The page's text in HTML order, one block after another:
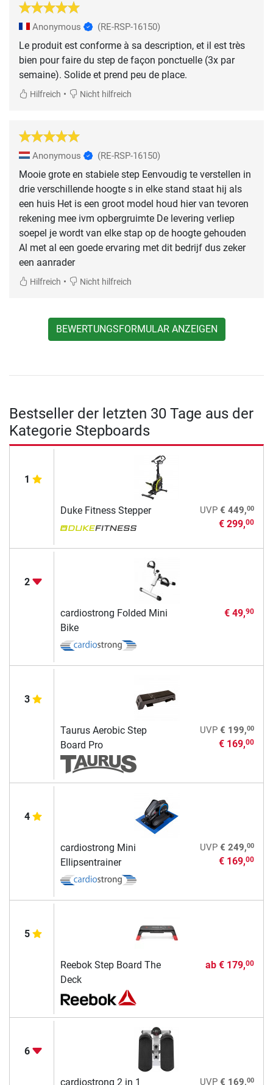
Anonymous (RE-RSP-16150)
Le produit est conforme à sa description, et il est très
bien pour faire du step de façon ponctuelle (3x par
semaine). Solide et prend peu de place.
Hilfreich • Nicht hilfreich
Anonymous (RE-RSP-16150)
Mooie grote en stabiele step Eenvoudig te verstellen in
drie verschillende hoogte s in elke stand staat hij als
een huis Het is een groot model houd hier van tevoren
rekening mee ivm opbergruimte De levering verliep
soepel je wordt van elke stap op de hoogte gehouden
Al met al een goede ervaring met dit bedrijf dus zeker
een aanrader
Hilfreich • Nicht hilfreich
BEWERTUNGSFORMULAR ANZEIGEN
Bestseller der letzten 30 Tage aus der
Kategorie Stepboards
1
Duke Fitness Stepper UVP € 449,00
€ 299,00
2
cardiostrong Folded Mini
Bike
€ 49,90
3
Taurus Aerobic Step
Board Pro
UVP € 199,00
€ 169,00
4
cardiostrong Mini
Ellipsentrainer
UVP € 249,00
€ 169,00
5
Reebok Step Board The
Deck
ab € 179,00
6
cardiostrong 2 in 1 UVP € 169,00